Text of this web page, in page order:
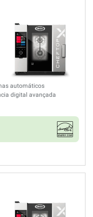
automáticos
digital avançada